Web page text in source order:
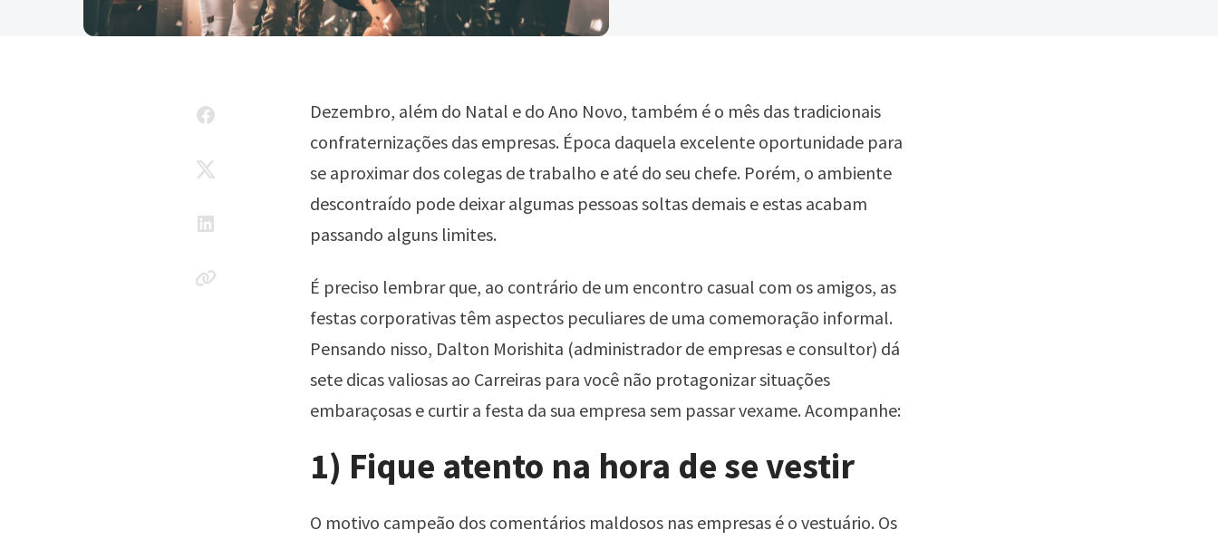
Dezembro, além do Natal e do Ano Novo, também é o mês das tradicionais
confraternizações das empresas. Época daquela excelente oportunidade para
se aproximar dos colegas de trabalho e até do seu chefe. Porém, o ambiente
descontraído pode deixar algumas pessoas soltas demais e estas acabam
passando alguns limites.
É preciso lembrar que, ao contrário de um encontro casual com os amigos, as
festas corporativas têm aspectos peculiares de uma comemoração informal.
Pensando nisso, Dalton Morishita (administrador de empresas e consultor) dá
sete dicas valiosas ao Carreiras para você não protagonizar situações
embaraçosas e curtir a festa da sua empresa sem passar vexame. Acompanhe:
1) Fique atento na hora de se vestir
O motivo campeão dos comentários maldosos nas empresas é o vestuário. Os